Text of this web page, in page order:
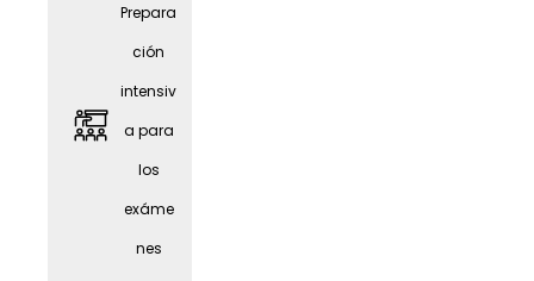
Amplia
oferta
de
oportu
Prepara
ción
intensiv
a para
los
exáme
nes